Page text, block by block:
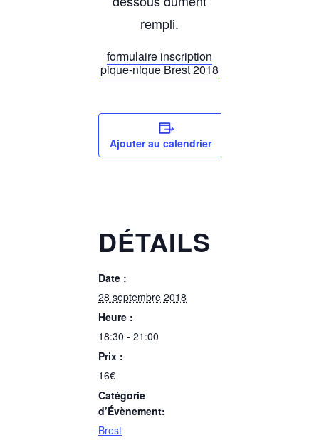
rempli.
formulaire inscription
pique-nique Brest 2018
Ajouter au calendrier
DÉTAILS
Date :
28 septembre 2018
Heure :
18:30 - 21:00
Prix :
16€
Catégorie
d’Évènement:
Brest